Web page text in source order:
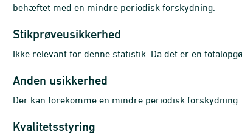
behæftet med en mindre periodisk forskydning.
Stikprøveusikkerhed
Ikke relevant for denne statistik. Da det er en
Anden usikkerhed
Der kan forekomme en mindre periodisk
Kvalitetsstyring